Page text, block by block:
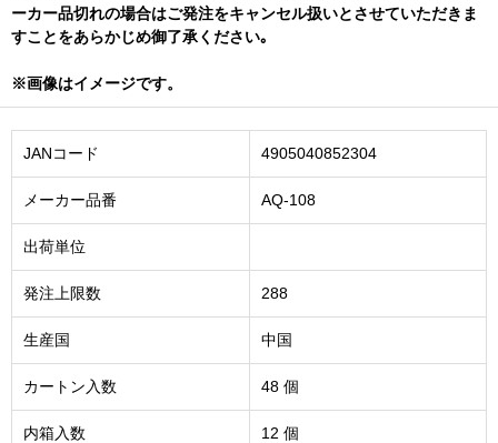
ーカー品切れの場合はご発注をキャンセル扱いとさせていただきま
すことをあらかじめ御了承ください｡
※画像はイメージです。
JANコード 4905040852304
メーカー品番 AQ-108
出荷単位
発注上限数 288
生産国 中国
カートン入数 48 個
内箱入数 12 個